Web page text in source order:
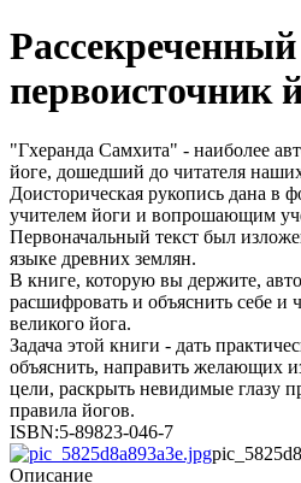
Рассекреченный
первоисточник
"Гхеранда Самхита" - наиболее
йоге, дошедший до читателя
Доисторическая рукопись дана в
учителем йоги и вопрошающим
Первоначальный текст был
языке древних землян.
В книге, которую вы держите,
расшифровать и объяснить себе и
великого йога.
Задача этой книги - дать
объяснить, направить желающих
цели, раскрыть невидимые глазу
правила йогов.
ISBN:5-89823-046-7
Описание